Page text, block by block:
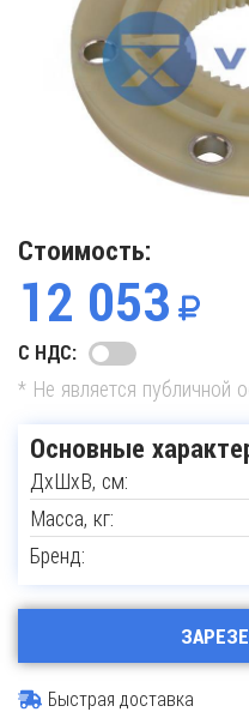
Стоимость:
12 053
С НДС:
* Не является публичной
Основные
ДxШxВ, см:
Масса, кг:
Бренд:
Быстрая доставка